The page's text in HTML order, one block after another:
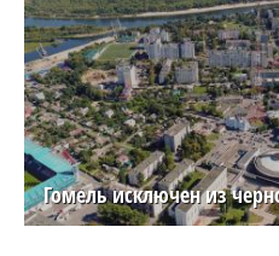
Гомель исключен из